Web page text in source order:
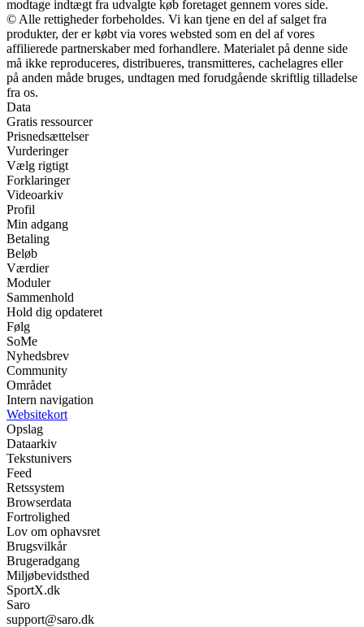
modtage indtægt fra udvalgte køb foretaget gennem vores side.
© Alle rettigheder forbeholdes. Vi kan tjene en del af salget fra
produkter, der er købt via vores websted som en del af vores
affilierede partnerskaber med forhandlere. Materialet på denne side
må ikke reproduceres, distribueres, transmitteres, cachelagres eller
på anden måde bruges, undtagen med forudgående skriftlig tilladelse
fra os.
Data
Gratis ressourcer
Prisnedsættelser
Vurderinger
Vælg rigtigt
Forklaringer
Videoarkiv
Profil
Min adgang
Betaling
Beløb
Værdier
Moduler
Sammenhold
Hold dig opdateret
Følg
SoMe
Nyhedsbrev
Community
Området
Intern navigation
Websitekort
Opslag
Dataarkiv
Tekstunivers
Feed
Retssystem
Browserdata
Fortrolighed
Lov om ophavsret
Brugsvilkår
Brugeradgang
Miljøbevidsthed
SportX.dk
Saro
support@saro.dk